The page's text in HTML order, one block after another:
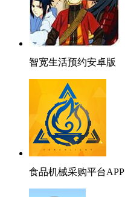
智宽生活预约安卓版
食品机械采购平台APP